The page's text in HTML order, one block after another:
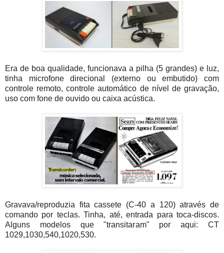
Era de boa qualidade, funcionava a pilha (5 grandes) e luz,
tinha microfone direcional (externo ou embutido) com
controle remoto, controle automático de nível de gravação,
uso com fone de ouvido ou caixa acústica.
Gravava/reproduzia fita cassete (C-40 a 120) através de
comando por teclas. Tinha, até, entrada para toca-discos.
Alguns modelos que "transitaram" por aqui: CT
1029,1030,540,1020,530.